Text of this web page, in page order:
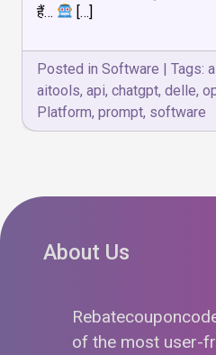
भाषा
में)
हैं…
[…]
Posted in Software | Tags:
aitools, api, chatgpt, delle,
Platform, prompt, software
About Us
of the most user-